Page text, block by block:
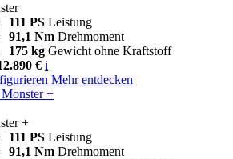
111 PS Leistung
91,1 Nm Drehmoment
175 kg Gewicht ohne Kraftstoff
€ i
Mehr entdecken
Monster +
+
111 PS Leistung
91,1 Nm Drehmoment